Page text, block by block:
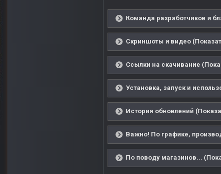
Команда разработчиков и
Скриншоты и видео
Ссылки на скачивание
Установка, запуск и
История обновлений
Важно! По графике,
По поводу магазинов...